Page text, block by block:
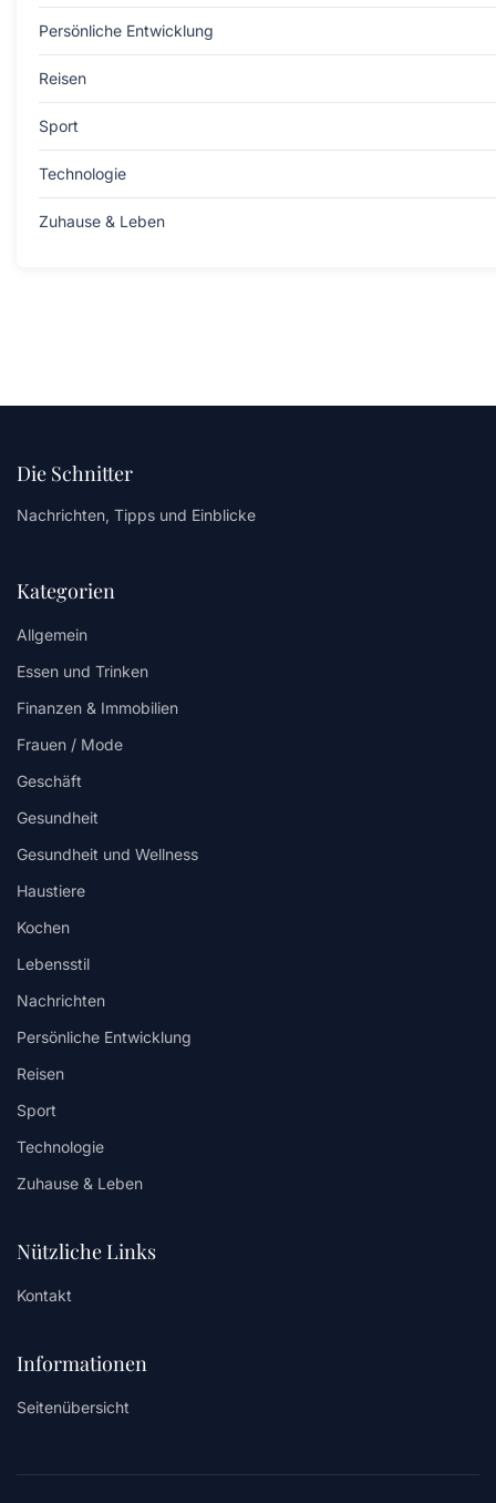
Persönliche Entwicklung
Reisen
Sport
Technologie
Zuhause & Leben
Die Schnitter
Nachrichten, Tipps und Einblicke
Kategorien
Allgemein
Essen und Trinken
Finanzen & Immobilien
Frauen / Mode
Geschäft
Gesundheit
Gesundheit und Wellness
Haustiere
Kochen
Lebensstil
Nachrichten
Persönliche Entwicklung
Reisen
Sport
Technologie
Zuhause & Leben
Nützliche Links
Kontakt
Informationen
Seitenübersicht